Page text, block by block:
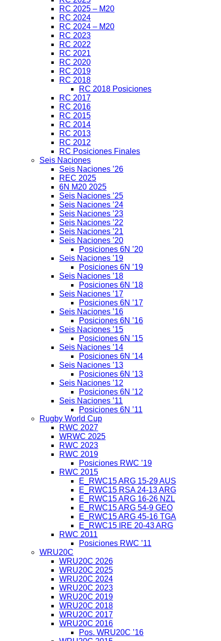
RC 2025 – M20
RC 2024
RC 2024 – M20
RC 2023
RC 2022
RC 2021
RC 2020
RC 2019
RC 2018
RC 2018 Posiciones
RC 2017
RC 2016
RC 2015
RC 2014
RC 2013
RC 2012
RC Posiciones Finales
Seis Naciones
Seis Naciones ’26
REC 2025
6N M20 2025
Seis Naciones ’25
Seis Naciones ’24
Seis Naciones ’23
Seis Naciones ’22
Seis Naciones ’21
Seis Naciones ’20
Posiciones 6N ’20
Seis Naciones ’19
Posiciones 6N ’19
Seis Naciones ’18
Posiciones 6N ’18
Seis Naciones ’17
Posiciones 6N ’17
Seis Naciones ’16
Posiciones 6N ’16
Seis Naciones ’15
Posiciones 6N ’15
Seis Naciones ’14
Posiciones 6N ’14
Seis Naciones ’13
Posiciones 6N ’13
Seis Naciones ’12
Posiciones 6N ’12
Seis Naciones ’11
Posiciones 6N ’11
Rugby World Cup
RWC 2027
WRWC 2025
RWC 2023
RWC 2019
Posiciones RWC ’19
RWC 2015
E_RWC15 ARG 15-29 AUS
E_RWC15 RSA 24-13 ARG
E_RWC15 ARG 16-26 NZL
E_RWC15 ARG 54-9 GEO
E_RWC15 ARG 45-16 TGA
E_RWC15 IRE 20-43 ARG
RWC 2011
Posiciones RWC ’11
WRU20C
WRU20C 2026
WRU20C 2025
WRU20C 2024
WRU20C 2023
WRU20C 2019
WRU20C 2018
WRU20C 2017
WRU20C 2016
Pos. WRU20C ’16